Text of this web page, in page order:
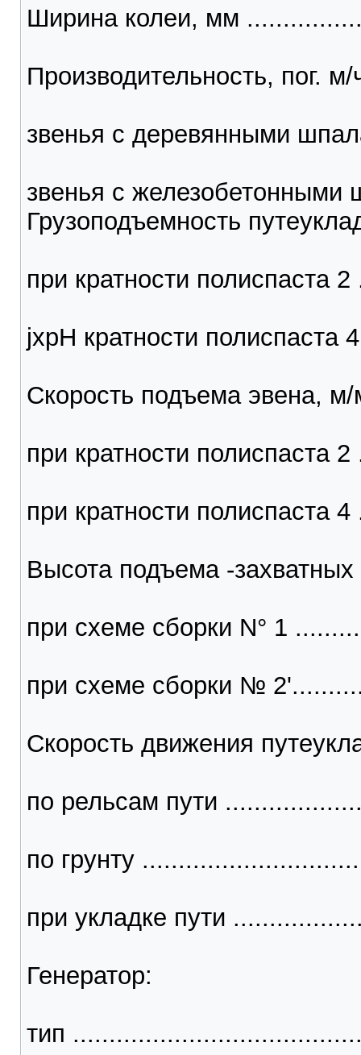
Ширина колеи, мм
Производительность, пог. м/
звенья с деревянными
звенья с железобетонными
Грузоподъемность
при кратности полиспаста
jxpH кратности полиспаста
Скорость подъема эвена,
при кратности полиспаста
при кратности полиспаста
Высота подъема -
при схеме сборки N° 1
при схеме сборки №
Скорость движения
по рельсам пути
по грунту
при укладке пути
Генератор:
тип